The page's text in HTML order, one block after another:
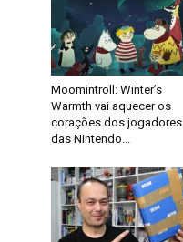
Moomintroll: Winter’s
Warmth vai aquecer os
corações dos jogadores
das Nintendo...